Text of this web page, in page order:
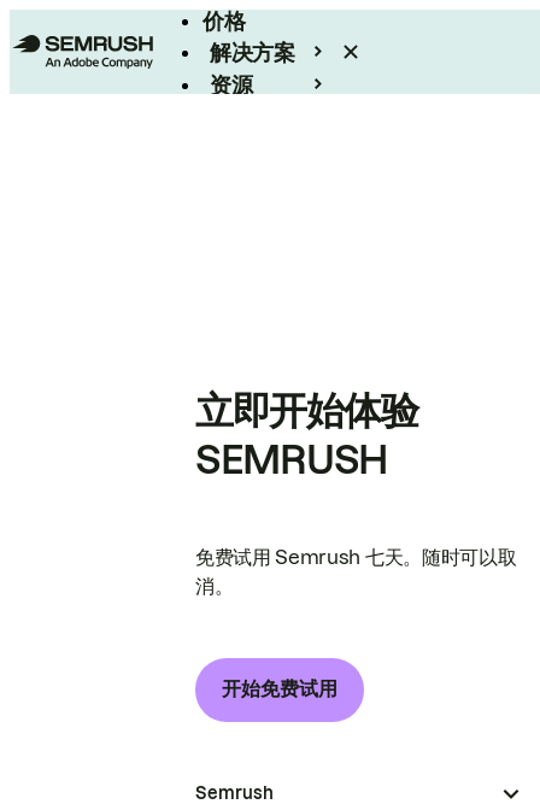
价格
解决方案
资源
立即开始体验
SEMRUSH
免费试用 Semrush 七天。随时可以取
消。
开始免费试用
Semrush